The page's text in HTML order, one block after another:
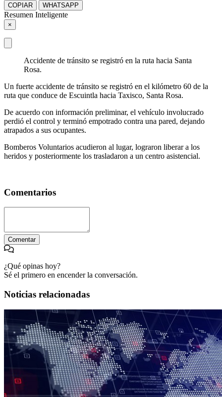
COPIAR WHATSAPP
Resumen Inteligente
×
Accidente de tránsito se registró en la ruta hacia Santa
Rosa.
Un fuerte accidente de tránsito se registró en el kilómetro 60 de la
ruta que conduce de Escuintla hacia Taxisco, Santa Rosa.
De acuerdo con información preliminar, el vehículo involucrado
perdió el control y terminó empotrado contra una pared, dejando
atrapados a sus ocupantes.
Bomberos Voluntarios acudieron al lugar, lograron liberar a los
heridos y posteriormente los trasladaron a un centro asistencial.
Comentarios
Comentar
¿Qué opinas hoy?
Sé el primero en encender la conversación.
Noticias relacionadas